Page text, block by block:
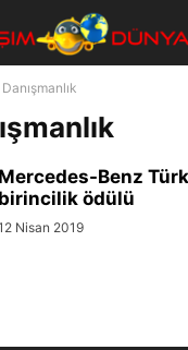
Mercedes-Benz
birincilik ödülü
Nisan 2019